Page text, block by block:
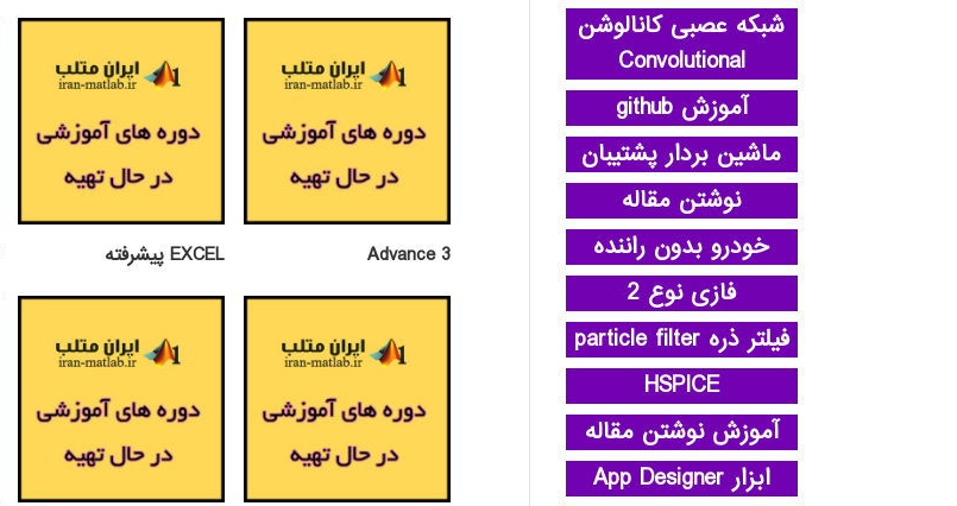
Advance 3 EXCEL پيشرفته
شبکه عصبی کانالوشن
Convolutional
آموزش github
ماشین بردار پشتیبان
نوشتن مقاله
خودرو بدون راننده
فازی نوع 2
فیلتر ذره particle filter
HSPICE
آموزش نوشتن مقاله
ابزار App Designer